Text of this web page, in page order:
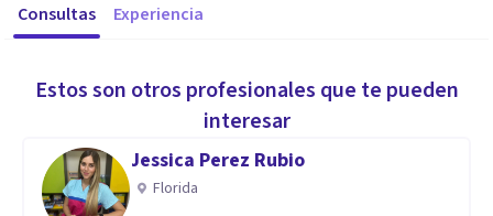
Consultas Experiencia
Estos son otros profesionales que te pueden
interesar
Jessica Perez Rubio
Florida